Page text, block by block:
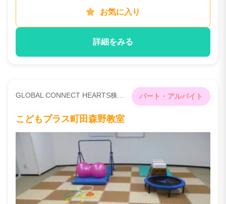
お気に入り
詳細をみる
パート・アルバイト
こどもプラス町田森野教室